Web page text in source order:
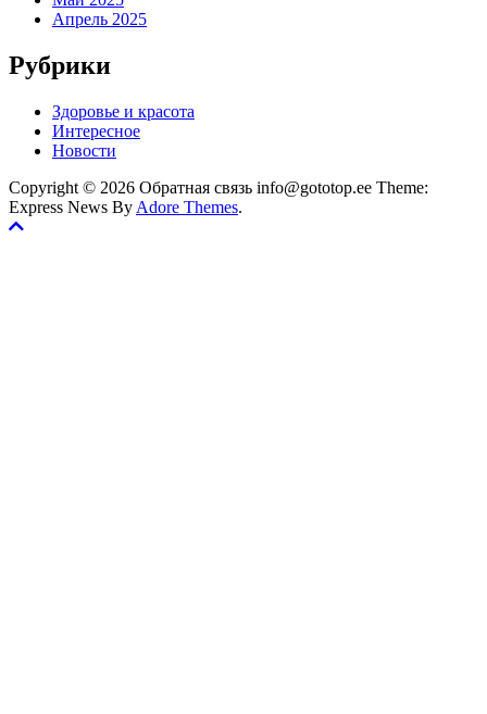
Апрель 2025
Рубрики
Здоровье и красота
Интересное
Новости
Copyright © 2026 Обратная связь info@gototop.ee Theme:
Express News By Adore Themes.